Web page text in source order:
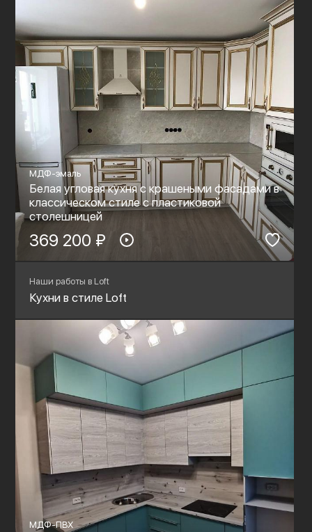
МДФ-эмаль
Белая угловая кухня с крашеными фасадами в
классическом стиле с пластиковой
столешницей
369 200 ₽
Наши работы в Loft
Кухни в стиле Loft
МДФ-ПВХ